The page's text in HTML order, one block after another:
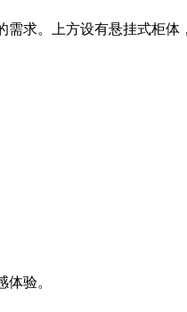
求。上方设有悬挂式柜体
验。